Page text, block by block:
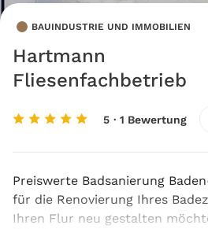
BAUINDUSTRIE UND IMMOBILIEN
Hartmann
Fliesenfachbetrieb
5 · 1 Bewertung
Preiswerte Badsanierung
für die Renovierung Ihres
Ihren Flur neu gestalten